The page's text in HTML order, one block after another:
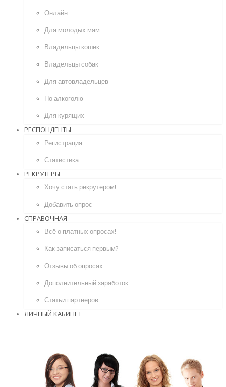
Онлайн
Для молодых мам
Владельцы кошек
Владельцы собак
Для автовладельцев
По алкоголю
Для курящих
РЕСПОНДЕНТЫ
Регистрация
Статистика
РЕКРУТЕРЫ
Хочу стать рекрутером!
Добавить опрос
СПРАВОЧНАЯ
Всё о платных опросах!
Как записаться первым?
Отзывы об опросах
Дополнительный заработок
Статьи партнеров
ЛИЧНЫЙ КАБИНЕТ